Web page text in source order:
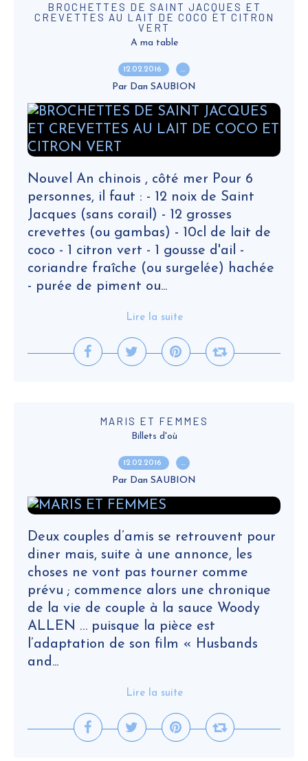
BROCHETTES DE SAINT JACQUES ET
CREVETTES AU LAIT DE COCO ET CITRON
VERT
A ma table
12.02.2016 …
Par Dan SAUBION
Nouvel An chinois , côté mer Pour 6
personnes, il faut : - 12 noix de Saint
Jacques (sans corail) - 12 grosses
crevettes (ou gambas) - 10cl de lait de
coco - 1 citron vert - 1 gousse d'ail -
coriandre fraîche (ou surgelée) hachée
- purée de piment ou...
Lire la suite
MARIS ET FEMMES
Billets d'où
12.02.2016 …
Par Dan SAUBION
Deux couples d’amis se retrouvent pour
diner mais, suite à une annonce, les
choses ne vont pas tourner comme
prévu ; commence alors une chronique
de la vie de couple à la sauce Woody
ALLEN … puisque la pièce est
l’adaptation de son film « Husbands
and...
Lire la suite